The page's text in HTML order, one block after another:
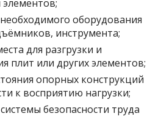
элементов;
оборудования
инструмента;
для разгрузки и
плит или других элементов;
опорных конструкций
к восприятию нагрузки;
безопасности труда